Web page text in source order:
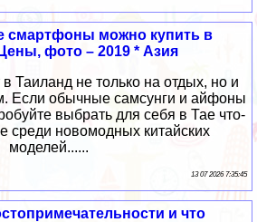
смартфоны можно купить в
фото – 2019 * Азия
Таиланд не только на отдых, но и
Если обычные самсунги и айфоны
выбрать для себя в Тае что-
среди новомодных китайских
моделей......
13 07 2026 7:35:45
и что